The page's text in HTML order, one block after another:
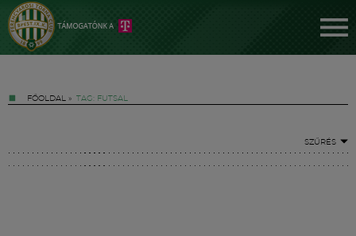
FŐOLDAL » TAG: FUTSAL
SZŰRÉS